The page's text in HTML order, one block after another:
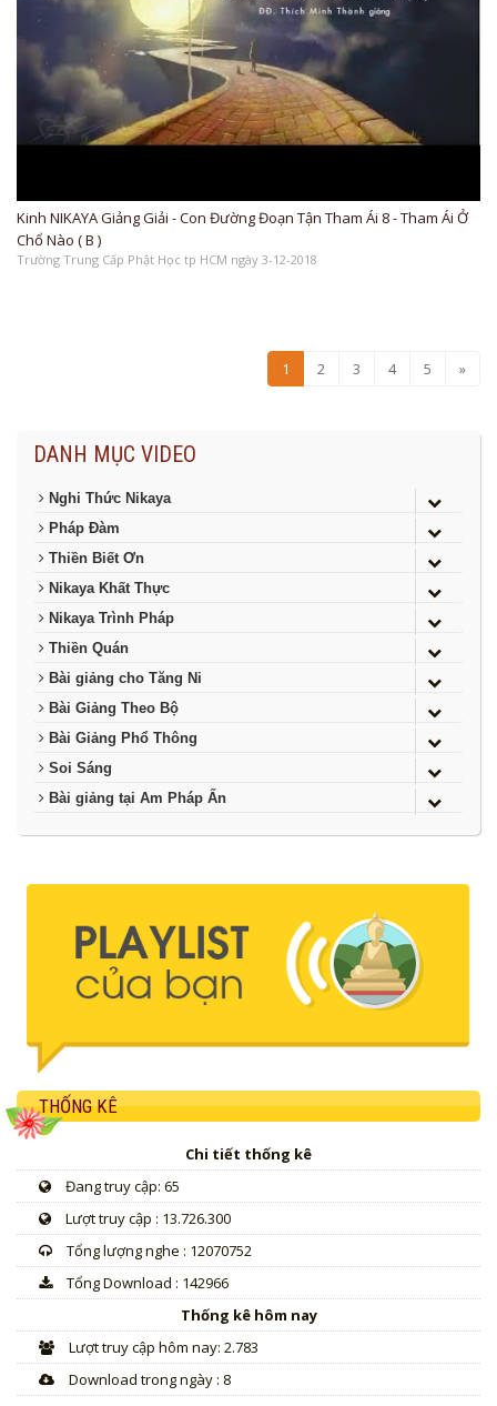
Kinh NIKAYA Giảng Giải - Con Đường Đoạn Tận Tham Ái 8 - Tham Ái Ở
Chổ Nào ( B )
Trường Trung Cấp Phật Học tp HCM ngày 3-12-2018
1 2 3 4 5 »
DANH MỤC VIDEO
Nghi Thức Nikaya
Pháp Đàm
Thiền Biết Ơn
Nikaya Khất Thực
Nikaya Trình Pháp
Thiền Quán
Bài giảng cho Tăng Ni
Bài Giảng Theo Bộ
Bài Giảng Phổ Thông
Soi Sáng
Bài giảng tại Am Pháp Ấn
THỐNG KÊ
Chi tiết thống kê
Đang truy cập: 65
Lượt truy cập : 13.726.300
Tổng lượng nghe : 12070752
Tổng Download : 142966
Thống kê hôm nay
Lượt truy cập hôm nay: 2.783
Download trong ngày : 8